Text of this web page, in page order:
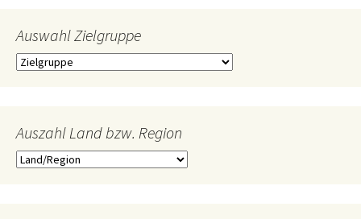
Auswahl Zielgruppe
Auszahl Land bzw. Region